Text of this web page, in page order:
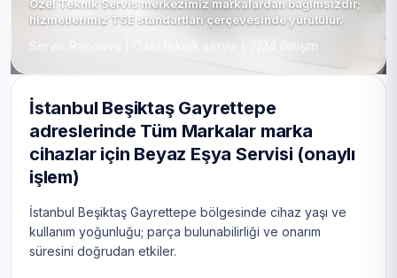
Özel Teknik Servis merkezimiz markalardan bağımsızdır;
hizmetlerimiz TSE standartları çerçevesinde yürütülür.
Servis Randevu | Özel teknik servis | 7/24 iletişim
İstanbul Beşiktaş Gayrettepe
adreslerinde Tüm Markalar marka
cihazlar için Beyaz Eşya Servisi (onaylı
işlem)
İstanbul Beşiktaş Gayrettepe bölgesinde cihaz yaşı ve
kullanım yoğunluğu; parça bulunabilirliği ve onarım
süresini doğrudan etkiler.